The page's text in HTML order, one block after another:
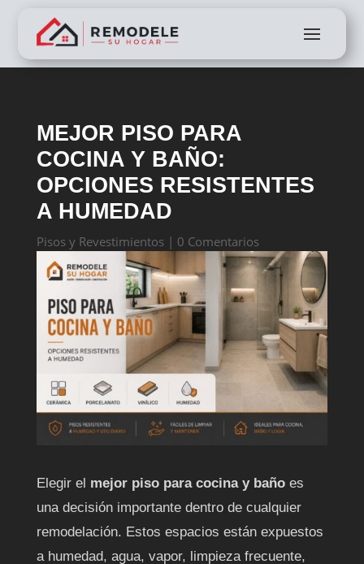
MEJOR PISO PARA
COCINA Y BAÑO:
OPCIONES RESISTENTES
A HUMEDAD
Pisos y Revestimientos| 0 Comentarios
Elegir el mejor piso para cocina y bañoes
una decisión importante dentro de cualquier
remodelación. Estos espacios están expuestos
a humedad, agua, vapor, limpieza frecuente,